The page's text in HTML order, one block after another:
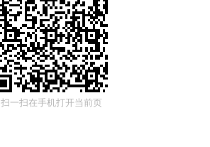
扫一扫在手机打开当前页